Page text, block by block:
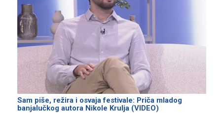
Sam piše, režira i osvaja festivale: Priča mladog
banjalučkog autora Nikole Krulja (VIDEO)